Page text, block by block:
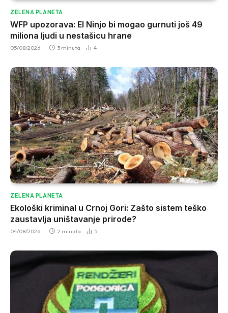
ZELENA PLANETA
WFP upozorava: El Ninjo bi mogao gurnuti još 49
miliona ljudi u nestašicu hrane
05/08/2026 3 minuta 4
ZELENA PLANETA
Ekološki kriminal u Crnoj Gori: Zašto sistem teško
zaustavlja uništavanje prirode?
04/08/2026 2 minuta 5